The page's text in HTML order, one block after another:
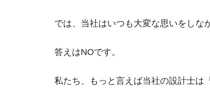
では、当社はいつも大変な思いをしな
答えはNOです。
私たち、もっと言えば当社の設計士は